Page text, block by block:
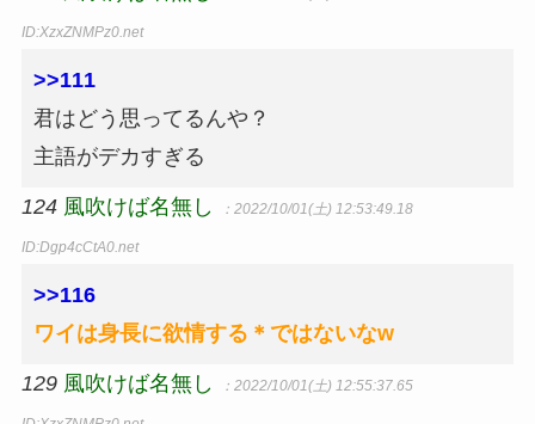
ID:XzxZNMPz0.net
>>111
君はどう思ってるんや？
主語がデカすぎる
124 風吹けば名無し ：2022/10/01(土) 12:53:49.18
ID:Dgp4cCtA0.net
>>116
ワイは身長に欲情する＊ではないなw
129 風吹けば名無し ：2022/10/01(土) 12:55:37.65